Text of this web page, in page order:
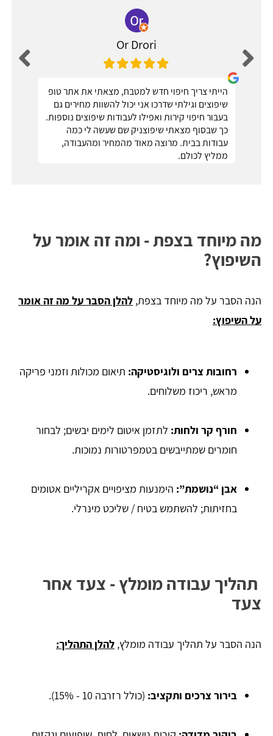
Or Drori
הייתי צריך חיפוי חדש למטבח, מצאתי את אתר טופ
שיפוצים וגילתי שדרכו אני יכול להשוות מחירים גם
בעבור חיפוי קירות ואפילו לעבודות שיפוצים נוספות.
כך שבסוף מצאתי שיפוצניק שם שעשה לי כמה
עבודות בבית. מרוצה מאוד מהמחיר ומהעבודה,
ממליץ לכולם.
מה מיוחד בצפת - ומה זה אומר על
השיפוץ?
הנה הסבר על מה מיוחד בצפת, להלן הסבר על מה זה אומר
על השיפוץ:
רחובות צרים ולוגיסטיקה: תיאום מכולות וזמני פריקה
מראש, ריכוז משלוחים.
חורף קר ולחות: לתזמן איטום לימים יבשים; לבחור
חומרים שמתייבשים בטמפרטורות נמוכות.
אבן “נושמת”: הימנעות מציפויים אקריליים אטומים
בחזיתות; להשתמש בטיח / שליכט מינרלי.
תהליך עבודה מומלץ - צעד אחר
צעד
הנה הסבר על תהליך עבודה מומלץ, להלן התהליך:
בירור צרכים ותקציב: (כולל רזרבה 10 - 15%).